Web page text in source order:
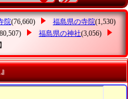
院(76,660) 福島県の寺院(1,530)
福島県の神社(3,056)
】